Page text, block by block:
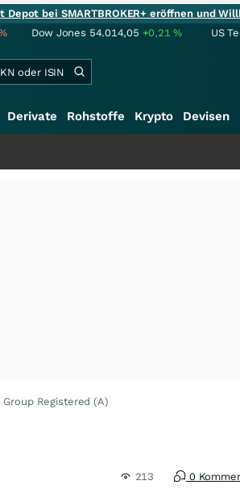
Depot bei SMARTBROKER+ eröffnen und
Dow Jones 54.014,05 +0,21% US
Derivate Rohstoffe Krypto Devisen
Registered (A)
213 0